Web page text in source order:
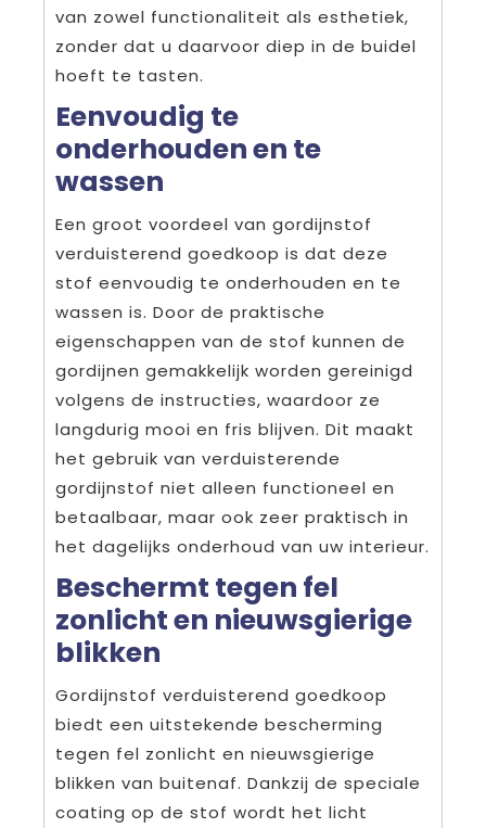
van zowel functionaliteit als esthetiek,
zonder dat u daarvoor diep in de buidel
hoeft te tasten.
Eenvoudig te
onderhouden en te
wassen
Een groot voordeel van gordijnstof
verduisterend goedkoop is dat deze
stof eenvoudig te onderhouden en te
wassen is. Door de praktische
eigenschappen van de stof kunnen de
gordijnen gemakkelijk worden gereinigd
volgens de instructies, waardoor ze
langdurig mooi en fris blijven. Dit maakt
het gebruik van verduisterende
gordijnstof niet alleen functioneel en
betaalbaar, maar ook zeer praktisch in
het dagelijks onderhoud van uw interieur.
Beschermt tegen fel
zonlicht en nieuwsgierige
blikken
Gordijnstof verduisterend goedkoop
biedt een uitstekende bescherming
tegen fel zonlicht en nieuwsgierige
blikken van buitenaf. Dankzij de speciale
coating op de stof wordt het licht